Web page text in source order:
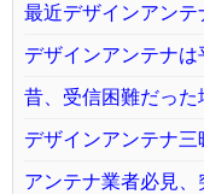
最近デザインアン
デザインアンテナ
昔、受信困難だった
デザインアンテナ三
アンテナ業者必見